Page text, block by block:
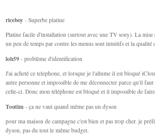
riceboy - Superbe platine
Platine facile d'installation (surtout avec une TV sony). La
un peu de temps par contre les menus sont intuitifs et la qualité
loh59 - problème d'identification
J'ai acheté ce telephone, et lorsque je l'allume il est bloqué
autre personne et impossible de me déconnecter parce qu'il
celle-ci. Donc mon téléphone est bloqué et il impossible de
Toutim - ça ne vaut quand même pas un dyson
pour ma maison de campagne c'est bien et pas trop cher. je
dyson, pas du tout le même budget.